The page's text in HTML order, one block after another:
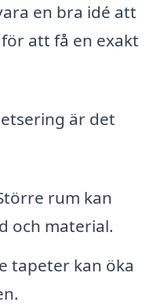
en bra idé att
att få en exakt
är det
rum kan
och material.
tapeter kan öka